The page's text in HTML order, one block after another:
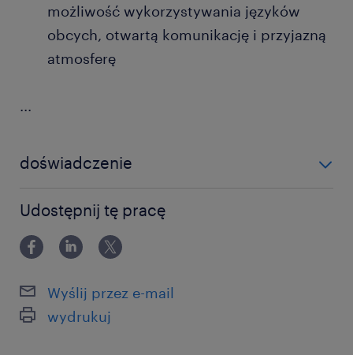
możliwość wykorzystywania języków
obcych, otwartą komunikację i przyjazną
atmosferę
...
doświadczenie
Udostępnij tę pracę
Wyślij przez e-mail
wydrukuj